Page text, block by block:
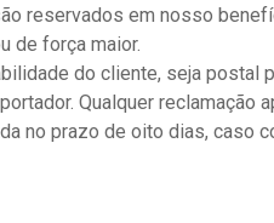
reservados em nosso
de força maior.
do cliente, seja postal
Qualquer
no prazo de oito dias, caso